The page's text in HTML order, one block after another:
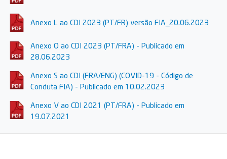
Anexo L ao CDI 2023 (PT/FR) versão FIA_20.06.2023
Anexo O ao CDI 2023 (PT/FRA) - Publicado em
28.06.2023
Anexo S ao CDI (FRA/ENG) (COVID-19 - Código de
Conduta FIA) - Publicado em 10.02.2023
Anexo V ao CDI 2021 (PT/FRA) - Publicado em
19.07.2021